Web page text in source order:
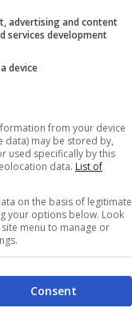
colonello
hanno fatto
gli
advertising and content
services development
device
from your device
data) may be stored by,
used specifically by this
data. List of
on the basis of legitimate
your options below. Look
menu to manage or
Consent